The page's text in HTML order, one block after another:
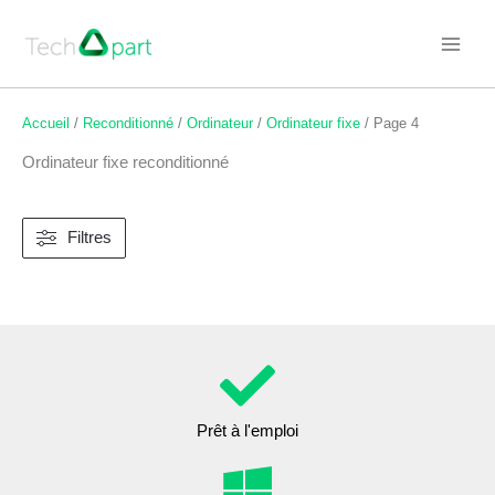
Accueil / Reconditionné / Ordinateur/ Ordinateur fixe / Page 4
Ordinateur fixe reconditionné
Filtres
Prêt à l'emploi